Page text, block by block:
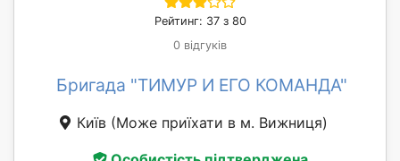
Рейтинг: 37 з 80
0 відгуків
Бригада "ТИМУР И ЕГО КОМАНДА"
Київ (Може приїхати в м. Вижниця)